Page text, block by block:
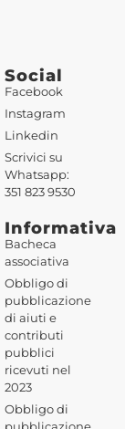
Social
Facebook
Instagram
Linkedin
Scrivici su
Whatsapp:
351 823 9530
Informativa
Bacheca
associativa
Obbligo di
pubblicazione
di aiuti e
contributi
pubblici
ricevuti nel
2023
Obbligo di